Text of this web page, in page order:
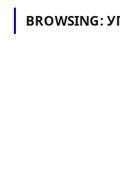
BROWSING: